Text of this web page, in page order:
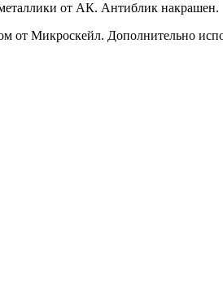
от АК. Антиблик накрашен.
от Микроскейл. Дополнительно